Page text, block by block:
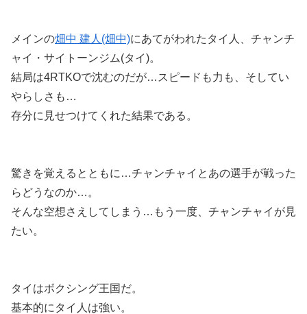
メインの畑中 建人(畑中)にあてがわれたタイ人、チャンチ
ャイ・サイトーンジム(タイ)。
結局は4RTKOで沈むのだが…スピードも力も、そしてい
やらしさも…
存分に見せつけてくれた結果である。
驚きを覚えるとともに…チャンチャイとあの選手が戦った
らどうなのか…。
そんな空想さえしてしまう…もう一度、チャンチャイが見
たい。
タイはボクシング王国だ。
基本的にタイ人は強い。